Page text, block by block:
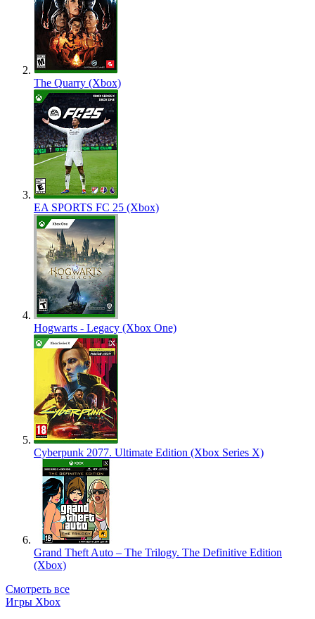
The Quarry (Xbox)
EA SPORTS FC 25 (Xbox)
Hogwarts - Legacy (Xbox One)
Cyberpunk 2077. Ultimate Edition (Xbox Series X)
Grand Theft Auto – The Trilogy. The Definitive Edition
(Xbox)
Смотреть все
Игры Xbox